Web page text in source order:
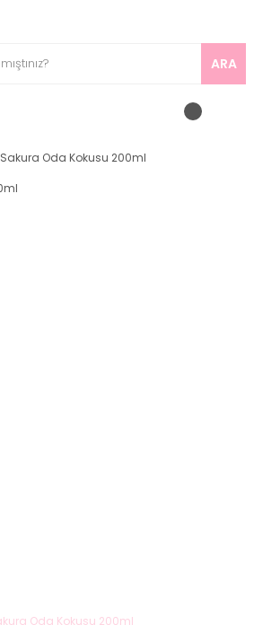
ARA
Sakura Oda Kokusu 200ml